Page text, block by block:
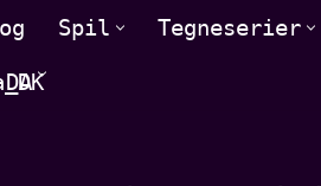
Spil Tegneserier
DA